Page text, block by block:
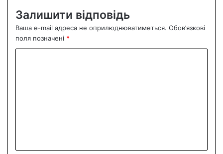
Залишити відповідь
Ваша e-mail адреса не оприлюднюватиметься. Обов’язкові
поля позначені *